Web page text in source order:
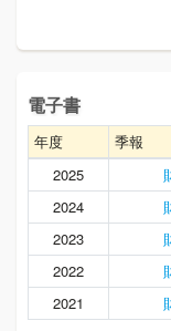
電子書
年度 季報
2025
2024
2023
2022
2021